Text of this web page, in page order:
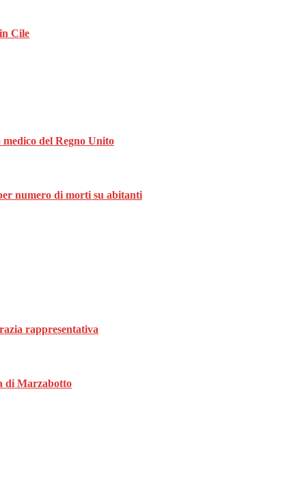
Cile
del Regno Unito
numero di morti su abitanti
rappresentativa
di Marzabotto